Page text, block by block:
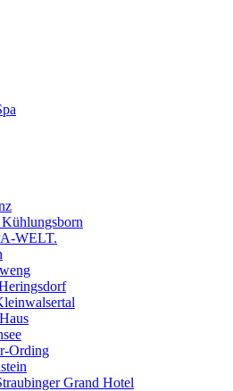
WELT.
Ording
Grand Hotel